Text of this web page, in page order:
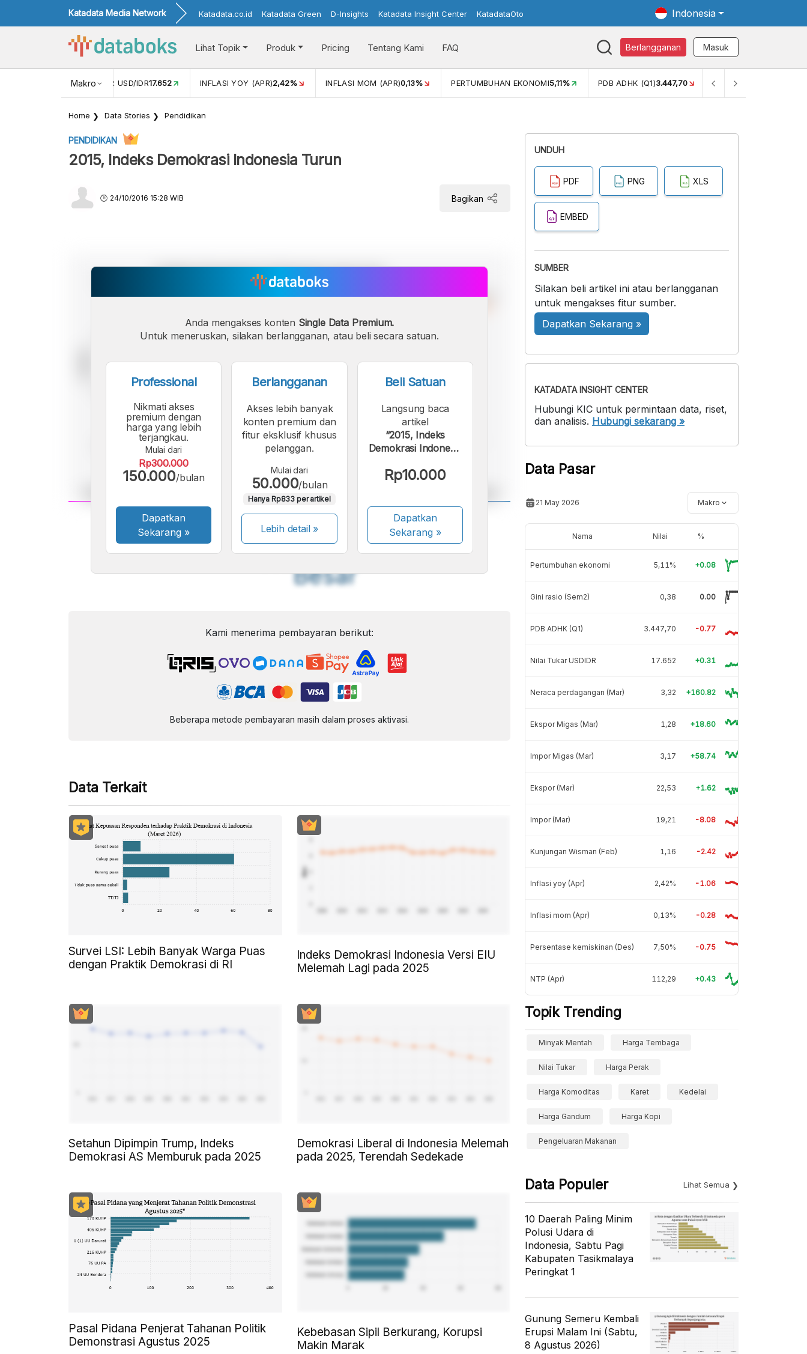
Katadata Media Network Katadata.co.id Katadata Green D-Insights Katadata Insight Center KatadataOto Indonesia
Lihat Topik Produk Pricing Tentang Kami FAQ Berlangganan Masuk
Makro
NILAI TUKAR USD/IDR17.652 INFLASI YOY (APR)2,42% INFLASI MOM (APR)0,13% PERTUMBUHAN EKONOMI5,11% PDB ADHK (Q1)3.447,70 GINI RASIO (SEM2)
Home Data Stories Pendidikan
PENDIDIKAN
2015, Indeks Demokrasi Indonesia Turun
24/10/2016 15:28 WIB Bagikan
Font
Kecil
FontFont
Besar
Anda mengakses konten Single Data Premium.
Untuk meneruskan, silakan berlangganan, atau beli secara satuan.
Professional
Nikmati akses
premium dengan
harga yang lebih
terjangkau.
Mulai dari
Rp300.000
150.000/bulan
Dapatkan
Sekarang »
Berlangganan
Akses lebih banyak
konten premium dan
fitur eksklusif khusus
pelanggan.
Mulai dari
50.000/bulan
Hanya Rp833 per artikel
Lebih detail »
Beli Satuan
Langsung baca
artikel
“2015, Indeks
Demokrasi Indonesia
Rp10.000
Dapatkan
Sekarang»
Kami menerima pembayaran berikut:
Beberapa metode pembayaran masih dalam proses aktivasi.
Data Terkait
Survei LSI: Lebih Banyak Warga Puas
dengan Praktik Demokrasi di RI
Indeks Demokrasi Indonesia Versi EIU
Melemah Lagi pada 2025
Setahun Dipimpin Trump, Indeks
Demokrasi AS Memburuk pada 2025
Demokrasi Liberal di Indonesia Melemah
pada 2025, Terendah Sedekade
Pasal Pidana Penjerat Tahanan Politik
Demonstrasi Agustus 2025
Kebebasan Sipil Berkurang, Korupsi
Makin Marak
UNDUH
PDF PNG XLS
EMBED
SUMBER
Silakan beli artikel ini atau berlangganan
untuk mengakses fitur sumber.
Dapatkan Sekarang »
KATADATA INSIGHT CENTER
Hubungi KIC untuk permintaan data, riset,
dan analisis. Hubungi sekarang »
Data Pasar
21 May 2026 Makro
Nama Nilai %
Pertumbuhan ekonomi 5,11% +0.08
Gini rasio (Sem2) 0,38 0.00
PDB ADHK (Q1) 3.447,70 -0.77
Nilai Tukar USDIDR 17.652 +0.31
Neraca perdagangan (Mar) 3,32 +160.82
Ekspor Migas (Mar) 1,28 +18.60
Impor Migas (Mar) 3,17 +58.74
Ekspor (Mar) 22,53 +1.62
Impor (Mar) 19,21 -8.08
Kunjungan Wisman (Feb) 1,16 -2.42
Inflasi yoy (Apr) 2,42% -1.06
Inflasi mom (Apr) 0,13% -0.28
Persentase kemiskinan (Des) 7,50% -0.75
NTP (Apr) 112,29 +0.43
Topik Trending
Minyak Mentah Harga Tembaga
Nilai Tukar Harga Perak
Harga Komoditas Karet Kedelai
Harga Gandum Harga Kopi
Pengeluaran Makanan
Data Populer Lihat Semua
10 Daerah Paling Minim
Polusi Udara di
Indonesia, Sabtu Pagi
Kabupaten Tasikmalaya
Peringkat 1
Gunung Semeru Kembali
Erupsi Malam Ini (Sabtu,
8 Agustus 2026)